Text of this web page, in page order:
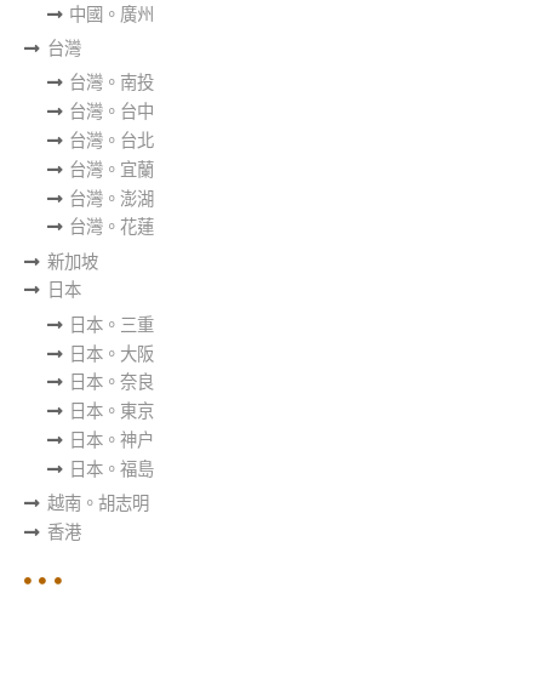
中國。廣州
台灣
台灣。南投
台灣。台中
台灣。台北
台灣。宜蘭
台灣。澎湖
台灣。花蓮
新加坡
日本
日本。三重
日本。大阪
日本。奈良
日本。東京
日本。神户
日本。福島
越南。胡志明
香港